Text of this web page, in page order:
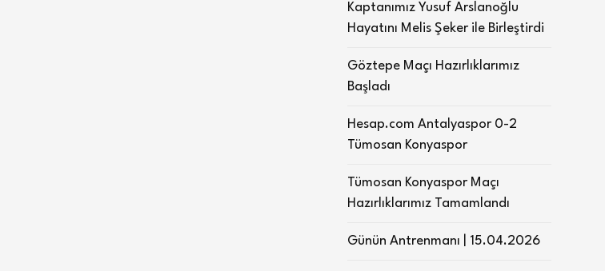
Kaptanımız Yusuf Arslanoğlu
Hayatını Melis Şeker ile Birleştirdi
Göztepe Maçı Hazırlıklarımız
Başladı
Hesap.com Antalyaspor 0-2
Tümosan Konyaspor
Tümosan Konyaspor Maçı
Hazırlıklarımız Tamamlandı
Günün Antrenmanı | 15.04.2026